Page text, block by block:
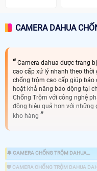
CAMERA DAHUA
Camera dahua được trang
cao cấp xử lý nhanh theo
chống trộm cao cấp giúp
hoặt khả năng báo động tại
Chống Trộm với công nghệ
động hiệu quả hơn với những
kho hàng
🔔 CAMERA CHỐNG TRỘM DAHUA
KBVISION
🛡 CAMERA CHỐNG TRỘM DAHUA